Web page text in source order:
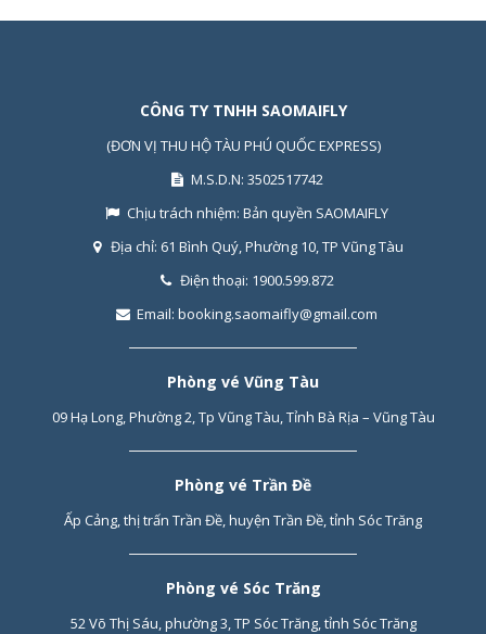
CÔNG TY TNHH SAOMAIFLY
(ĐƠN VỊ THU HỘ TÀU PHÚ QUỐC EXPRESS)
M.S.D.N: 3502517742
Chịu trách nhiệm: Bản quyền SAOMAIFLY
Địa chỉ: 61 Bình Quý, Phường 10, TP Vũng Tàu
Điện thoại: 1900.599.872
Email: booking.saomaifly@gmail.com
Phòng vé Vũng Tàu
09 Hạ Long, Phường 2, Tp Vũng Tàu, Tỉnh Bà Rịa – Vũng Tàu
Phòng vé Trần Đề
Ấp Cảng, thị trấn Trần Đề, huyện Trần Đề, tỉnh Sóc Trăng
Phòng vé Sóc Trăng
52 Võ Thị Sáu, phường 3, TP Sóc Trăng, tỉnh Sóc Trăng